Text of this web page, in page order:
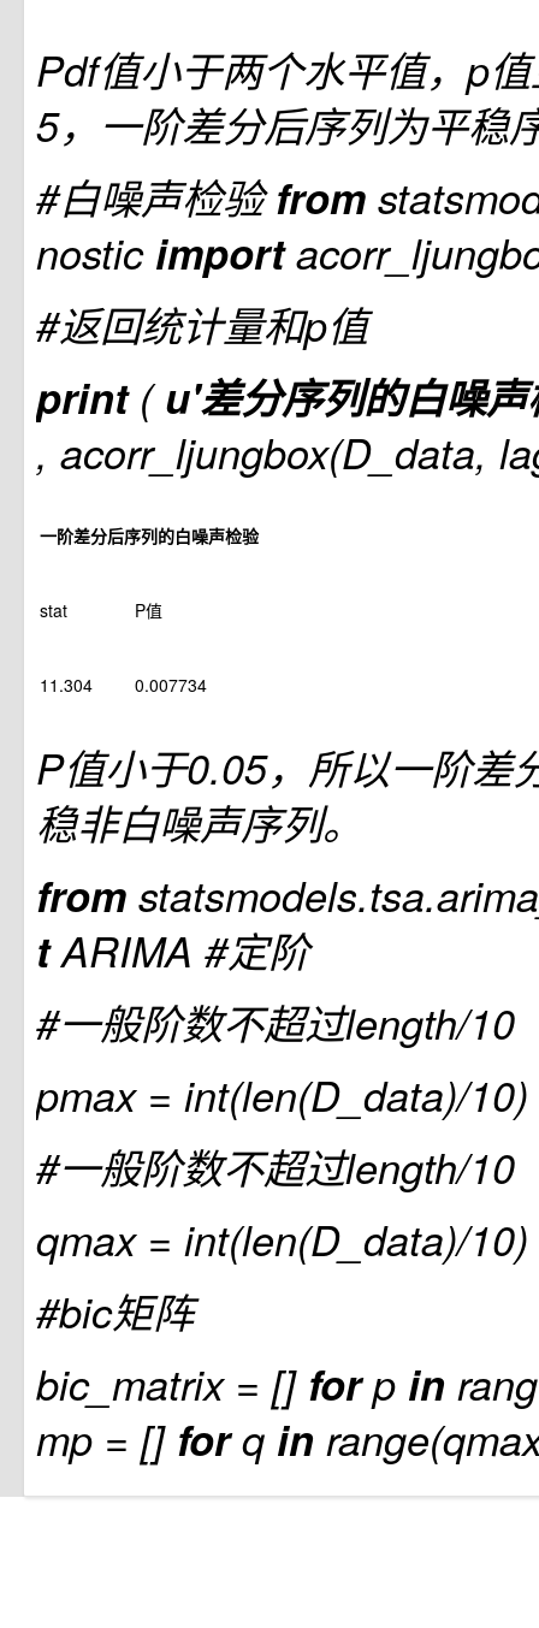
Pdf值小于两个水平值，p
5，一阶差分后序列为平稳
#白噪声检验from
nostic import
#返回统计量和p值
print (u'差分序列的白噪
, acorr_ljungbox(D_data,
一阶差分后序列的白噪声检验
stat P值
11.304 0.007734
P值小于0.05，所以一阶差
稳非白噪声序列。
from
tARIMA #定阶
#一般阶数不超过length/10
pmax = int(len(D_data)/10)
#一般阶数不超过length/10
qmax = int(len(D_data)/10)
#bic矩阵
bic_matrix = [] forp in
mp = [] forq in